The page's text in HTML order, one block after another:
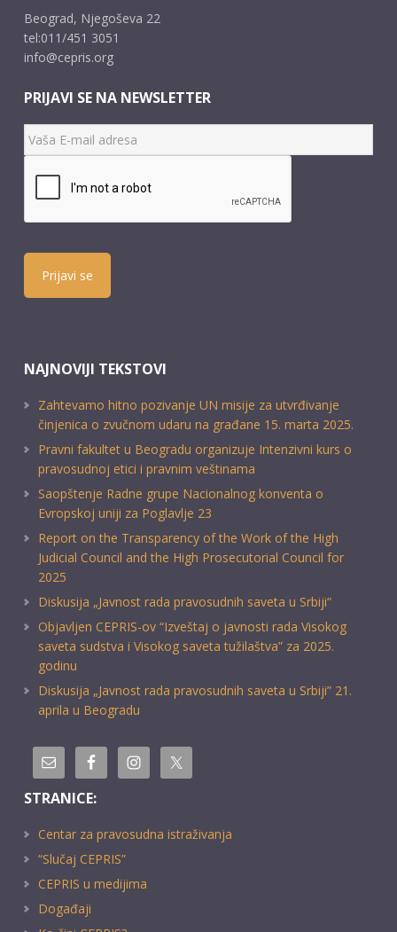
Beograd, Njegoševa 22
tel:011/451 3051
info@cepris.org
PRIJAVI SE NA NEWSLETTER
Prijavi se
NAJNOVIJI TEKSTOVI
Zahtevamo hitno pozivanje UN misije za utvrđivanje
činjenica o zvučnom udaru na građane 15. marta 2025.
Pravni fakultet u Beogradu organizuje Intenzivni kurs o
pravosudnoj etici i pravnim veštinama
Saopštenje Radne grupe Nacionalnog konventa o
Evropskoj uniji za Poglavlje 23
Report on the Transparency of the Work of the High
Judicial Council and the High Prosecutorial Council for
2025
Diskusija „Javnost rada pravosudnih saveta u Srbiji“
Objavljen CEPRIS-ov “Izveštaj o javnosti rada Visokog
saveta sudstva i Visokog saveta tužilaštva” za 2025.
godinu
Diskusija „Javnost rada pravosudnih saveta u Srbiji” 21.
aprila u Beogradu
STRANICE:
Centar za pravosudna istraživanja
“Slučaj CEPRIS”
CEPRIS u medijima
Događaji